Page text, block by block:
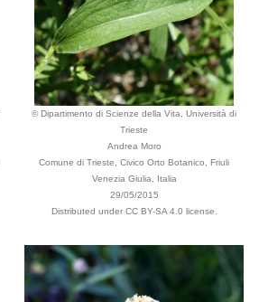
© Dipartimento di Scienze della Vita, Università di
Trieste
Andrea Moro
Comune di Trieste, Civico Orto Botanico, Friuli
Venezia Giulia, Italia
29/05/2015
Distributed under CC BY-SA 4.0 license.